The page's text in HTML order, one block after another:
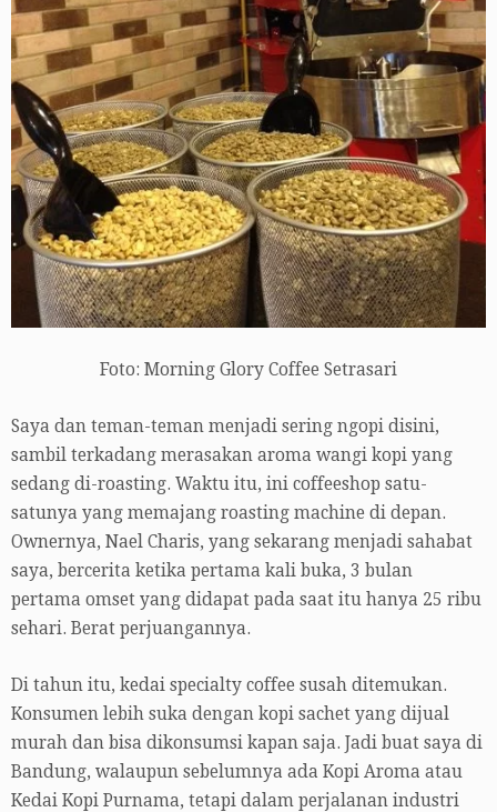
Foto: Morning Glory Coffee Setrasari
Saya dan teman-teman menjadi sering ngopi disini,
sambil terkadang merasakan aroma wangi kopi yang
sedang di-roasting. Waktu itu, ini coffeeshop satu-
satunya yang memajang roasting machine di depan.
Ownernya, Nael Charis, yang sekarang menjadi sahabat
saya, bercerita ketika pertama kali buka, 3 bulan
pertama omset yang didapat pada saat itu hanya 25 ribu
sehari. Berat perjuangannya.
Di tahun itu, kedai specialty coffee susah ditemukan.
Konsumen lebih suka dengan kopi sachet yang dijual
murah dan bisa dikonsumsi kapan saja. Jadi buat saya di
Bandung, walaupun sebelumnya ada Kopi Aroma atau
Kedai Kopi Purnama, tetapi dalam perjalanan industri